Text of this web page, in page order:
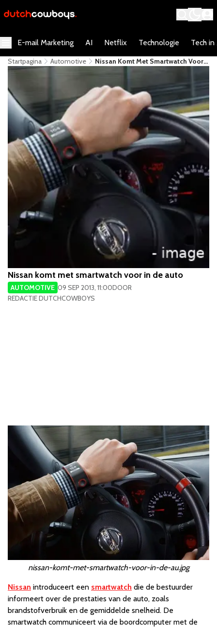
E-mail Marketing AI Netflix Technologie Tech in
Startpagina Automotive
Nissan Komt Met Smartwatch Voor
Nissan komt met smartwatch voor in de auto
AUTOMOTIVE 09 SEP 2013, 11:00DOOR
REDACTIE DUTCHCOWBOYS
nissan-komt-met-smartwatch-voor-in-de-au.jpg
Nissan introduceert een smartwatch die de bestuurder
informeert over de prestaties van de auto, zoals
brandstofverbruik en de gemiddelde snelheid. De
smartwatch communiceert via de boordcomputer met de